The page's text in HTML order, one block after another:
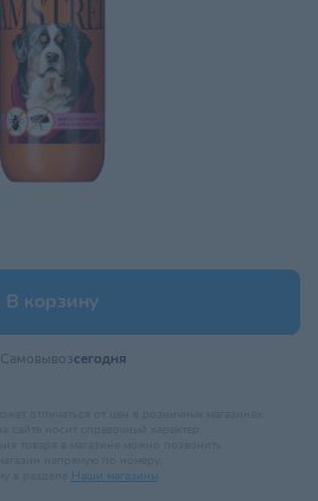
В корзину
Самовывозсегодня
Наши магазины.